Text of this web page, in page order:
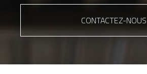
CONTACTEZ-NOUS